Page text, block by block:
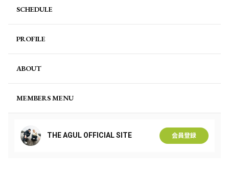
SCHEDULE
PROFILE
ABOUT
MEMBERS MENU
THE AGUL OFFICIAL SITE 会員登録